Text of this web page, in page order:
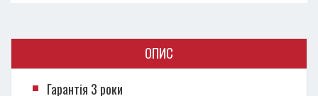
ОПИС
Гарантія 3 роки